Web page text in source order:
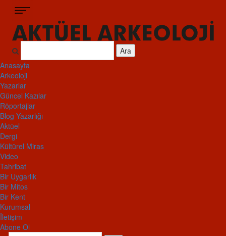
Ara
Anasayfa
Arkeoloji
Yazarlar
Güncel Kazılar
Röportajlar
Blog Yazarlığı
Aktüel
Dergi
Kültürel Miras
Video
Tahribat
Bir Uygarlık
Bir Mitos
Bir Kent
Kurumsal
İletişim
Abone Ol